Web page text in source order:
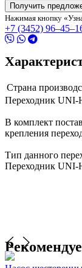
Получить
Нажимая кнопку
+7 (3452)
Страна
Переходник UNI-
В комплект
крепления
Тип данного
Переходник UNI-